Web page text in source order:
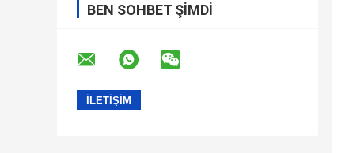
BEN SOHBET ŞIMDI